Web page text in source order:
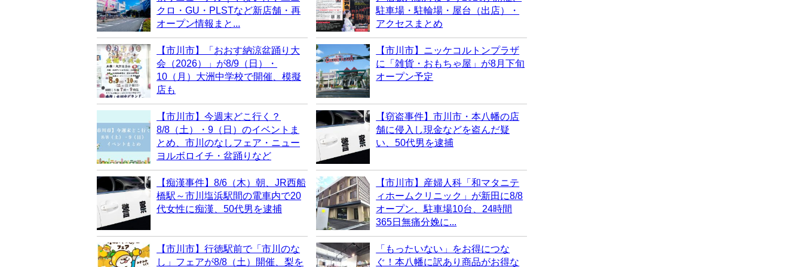
クロ・GU・PLSTなど新店舗・再
オープン情報まと...
駐車場・駐輪場・屋台（出店）・
アクセスまとめ
【市川市】「おおす納涼盆踊り大
会（2026）」が8/9（日）・
10（月）大洲中学校で開催、模擬
店も
【市川市】ニッケコルトンプラザ
に「雑貨・おもちゃ屋」が8月下旬
オープン予定
【市川市】今週末どこ行く？
8/8（土）・9（日）のイベントま
とめ、市川のなしフェア・ニュー
ヨルボロイチ・盆踊りなど
【窃盗事件】市川市・本八幡の店
舗に侵入し現金などを盗んだ疑
い、50代男を逮捕
【痴漢事件】8/6（木）朝、JR西船
橋駅～市川塩浜駅間の電車内で20
代女性に痴漢、50代男を逮捕
【市川市】産婦人科「和マタニテ
ィホームクリニック」が新田に8/8
オープン、駐車場10台、24時間
365日無痛分娩に...
【市川市】行徳駅前で「市川のな
し」フェアが8/8（土）開催、梨を
「もったいない」をお得につな
ぐ！本八幡に訳あり商品がお得な